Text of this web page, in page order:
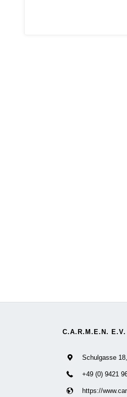
C.A.R.M.E.N. E.V.
Schulgasse
+49 (0) 9421
https://